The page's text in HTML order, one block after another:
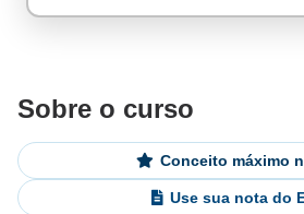
Sobre o curso
Conceito máximo
Use sua nota do